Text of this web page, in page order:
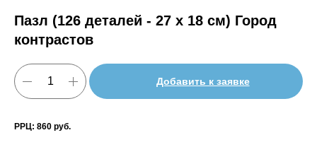
Пазл (126 деталей - 27 х 18 см) Город
контрастов
Добавить к заявке
РРЦ: 860 руб.